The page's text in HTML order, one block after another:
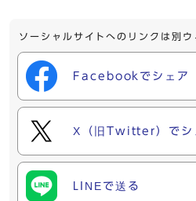
ソーシャルサイトへのリンクは別ウ
Facebookでシェア
X（旧Twitter）でシ
LINEで送る